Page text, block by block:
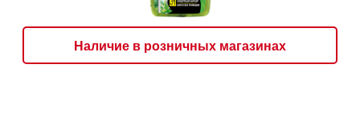
Наличие в розничных магазинах